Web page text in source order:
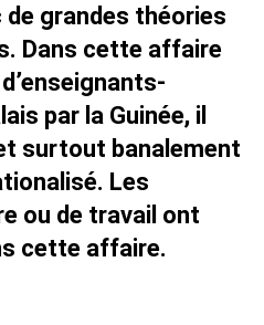
de grandes théories
Dans cette affaire
par la Guinée, il
surtout banalement
Les
ou de travail ont
cette affaire.